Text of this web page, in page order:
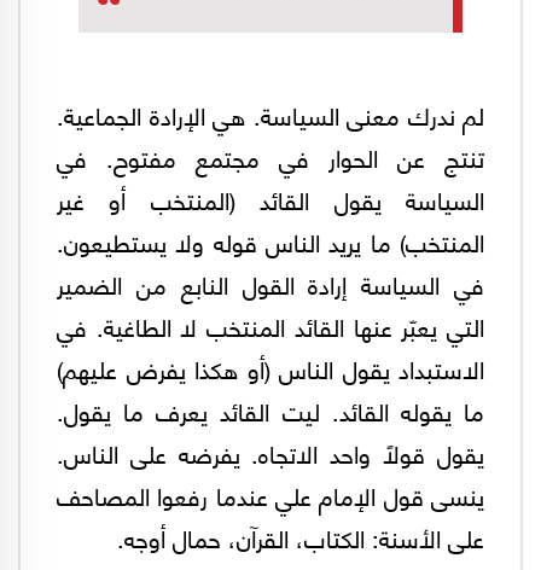
لم ندرك معنى السياسة. هي الإرادة الجماعية.
تنتج عن الحوار في مجتمع مفتوح. في
السياسة يقول القائد (المنتخب أو غير
المنتخب) ما يريد الناس قوله ولا يستطيعون.
في السياسة إرادة القول النابع من الضمير
التي يعبّر عنها القائد المنتخب لا الطاغية. في
الاستبداد يقول الناس (أو هكذا يفرض عليهم)
ما يقوله القائد. ليت القائد يعرف ما يقول.
يقول قولاً واحد الاتجاه. يفرضه على الناس.
ينسى قول الإمام علي عندما رفعوا المصاحف
على الأسنة: الكتاب، القرآن، حمال أوجه.